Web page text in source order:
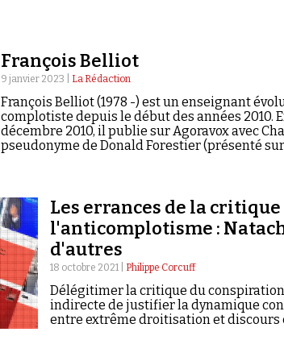
François Belliot
9 janvier 2023 | La Rédaction
François Belliot (1978 -) est un enseignant
complotiste depuis le début des années 2010.
décembre 2010, il publie sur Agoravox avec
pseudonyme de Donald Forestier (présenté
Les errances de la critique
l'anticomplotisme :
d'autres
18 octobre 2021 | Philippe Corcuff
Délégitimer la critique du
indirecte de justifier la dynamique
entre extrême droitisation et discours